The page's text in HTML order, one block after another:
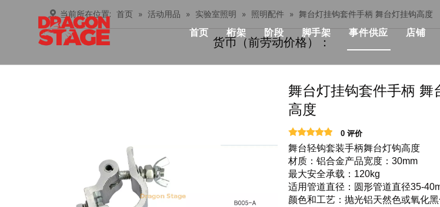
首页 桁架
桁架设计产品清单
忍者战士桁架系统
阶段
快速舞台
管道阶段
铁阶段
圆场
正方形舞台
脚手架
铝制脚手架
双脚手架与攀登梯子
用步梯双脚手架
双脚手架与45度梯子
事件供应
优点
事件帐篷
活动表和椅子
店铺
快
桁
当前所在位置: 首页 » 活动用品 » 实验室照明 » 照明配件 » 舞台灯挂钩套件手柄 舞台灯挂钩高度
货币（前劳动价格）：
舞台灯挂钩套件手柄 舞
高度
0 评价
舞台轻钩套装手柄舞台灯钩高度
材质：铝合金产品宽度：30mm
最大安全承载：120kg
适用管道直径：圆形管道直径35-
颜色和工艺：抛光铝天然色或氧化